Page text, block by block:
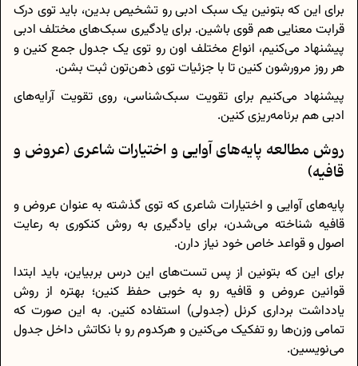
برای این که بتونین یک سبک ادبی رو تشخیص بدین، باید توی درک
قرابت معنایی هم قوی باشین. برای یادگیری سبک‌های مختلف ادبی
پیشنهاد می‌کنیم، انواع مختلف اون رو توی یک جدول جمع کنین و
هر روز مرورشون کنین تا با جزئیات توی ذهن‌تون ثبت بشن.
پیشنهاد می‌کنیم برای تقویت سبک‌شناسی، روی تقویت آرایه‌های
ادبی هم برنامه‌ریزی کنین.
روش مطالعه پایه‌های آوایی و اختیارات شاعری (عروض و
قافیه)
پایه‌های آوایی و اختیارات شاعری که توی گذشته به عنوان عروض و
قافیه شناخته می‌شدن، برای یادگیری به روش کنکوری به رعایت
اصول و قواعد خاص خود نیاز دارن.
برای این که بتونین از پس تست‌های این درس بربیاین، باید ابتدا
قوانین عروض و قافیه رو به خوبی حفظ کنین؛ بهتره از روش
یادداشت برداری کرنل (جدولی) استفاده کنین. به این صورت که
تمامی وزن‌ها رو تفکیک می‌کنین و هرکدوم رو با نکاتش داخل جدول
می‌نویسین.